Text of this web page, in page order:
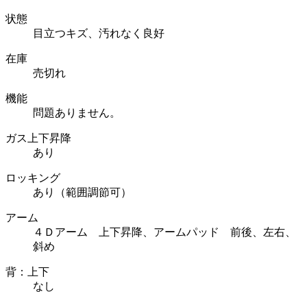
状態
目立つキズ、汚れなく良好
在庫
売切れ
機能
問題ありません。
ガス上下昇降
あり
ロッキング
あり（範囲調節可）
アーム
４Ｄアーム 上下昇降、アームパッド 前後、左右、
斜め
背：上下
なし